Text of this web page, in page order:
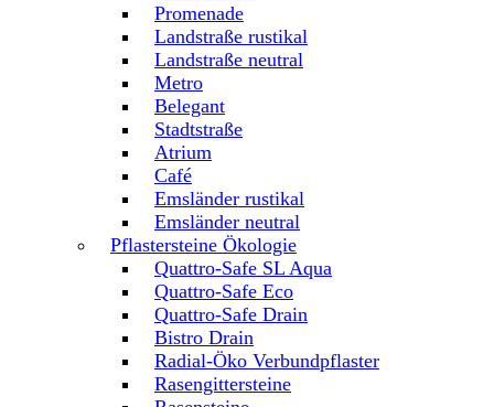
Promenade
Landstraße rustikal
Landstraße neutral
Metro
Belegant
Stadtstraße
Atrium
Café
Emsländer rustikal
Emsländer neutral
Pflastersteine Ökologie
Quattro-Safe SL Aqua
Quattro-Safe Eco
Quattro-Safe Drain
Bistro Drain
Radial-Öko Verbundpflaster
Rasengittersteine